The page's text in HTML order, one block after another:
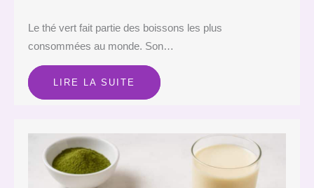
Le thé vert fait partie des boissons les plus
consommées au monde. Son…
LIRE LA SUITE